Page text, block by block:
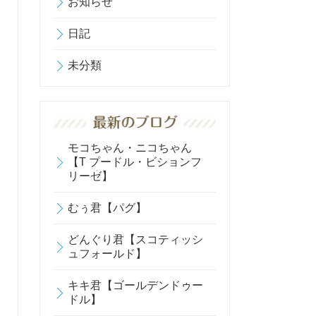
日記
未分類
モコちゃん・ニコちゃん
【T プードル・ビションフ
リーゼ】
むぅ君【パグ】
どんぐり君【スコティッシ
ュフォールド】
キキ君【ゴールデンドゥー
ドル】